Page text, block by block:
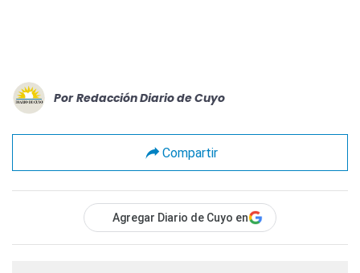
Por Redacción Diario de Cuyo
Compartir
Agregar Diario de Cuyo en